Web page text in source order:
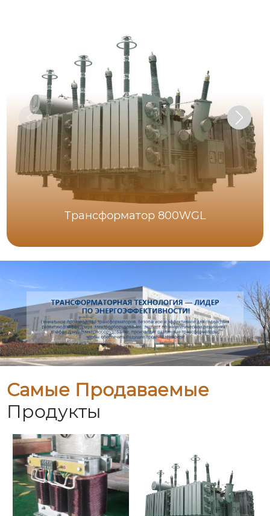
Трансформатор 800WGL
Самые Продаваемые
Продукты